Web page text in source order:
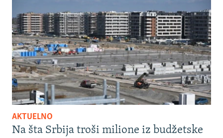
AKTUELNO
Na šta Srbija troši milione iz budžetske